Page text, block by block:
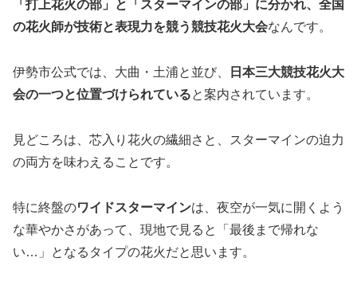
「打上花火の部」と「スターマインの部」に分かれ、全国
の花火師が技術と表現力を競う競技花火大会なんです。
伊勢市公式では、大曲・土浦と並び、
日本三大競技花火大
会の一つと位置づけられていると案内されています。
見どころは、芯入り花火の繊細さと、スターマインの迫力
の両方を味わえることです。
特に終盤のワイドスターマインは、夜空が一気に開くよう
な華やかさがあって、現地で見ると「最後まで帰れな
い…」となるタイプの花火だと思います。